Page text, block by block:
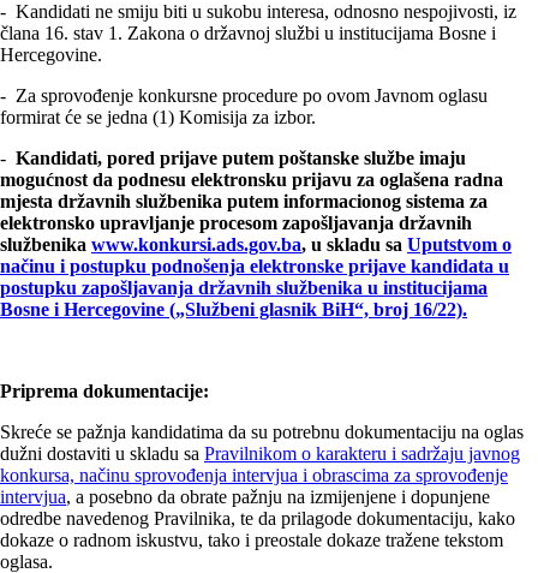
- Kandidati ne smiju biti u sukobu interesa, odnosno nespojivosti, iz
člana 16. stav 1. Zakona o državnoj službi u institucijama Bosne i
Hercegovine.
- Za sprovođenje konkursne procedure po ovom Javnom oglasu
formirat će se jedna (1) Komisija za izbor.
- Kandidati, pored prijave putem poštanske službe imaju
mogućnost da podnesu elektronsku prijavu za oglašena radna
mjesta državnih službenika putem informacionog sistema za
elektronsko upravljanje procesom zapošljavanja državnih
službenika www.konkursi.ads.gov.ba, u skladu sa Uputstvom o
načinu i postupku podnošenja elektronske prijave kandidata u
postupku zapošljavanja državnih službenika u institucijama
Bosne i Hercegovine („Službeni glasnik BiH“, broj 16/22).
Priprema dokumentacije:
Skreće se pažnja kandidatima da su potrebnu dokumentaciju na oglas
dužni dostaviti u skladu sa Pravilnikom o karakteru i sadržaju javnog
konkursa, načinu sprovođenja intervjua i obrascima za sprovođenje
intervjua, a posebno da obrate pažnju na izmijenjene i dopunjene
odredbe navedenog Pravilnika, te da prilagode dokumentaciju, kako
dokaze o radnom iskustvu, tako i preostale dokaze tražene tekstom
oglasa.